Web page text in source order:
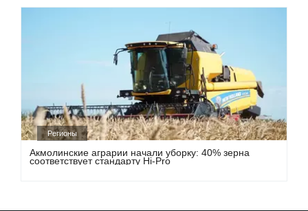
Регионы
Акмолинские аграрии начали уборку: 40% зерна
соответствует стандарту Hi-Pro